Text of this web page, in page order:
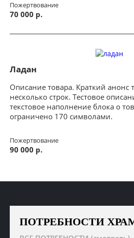
Пожертвование
70 000 р.
Ладан
Описание товара. Краткий анонс
несколько строк. Тестовое
текстовое наполнение блока о
ограничено 170 символами.
Пожертвование
90 000 р.
ПОТРЕБНОСТИ